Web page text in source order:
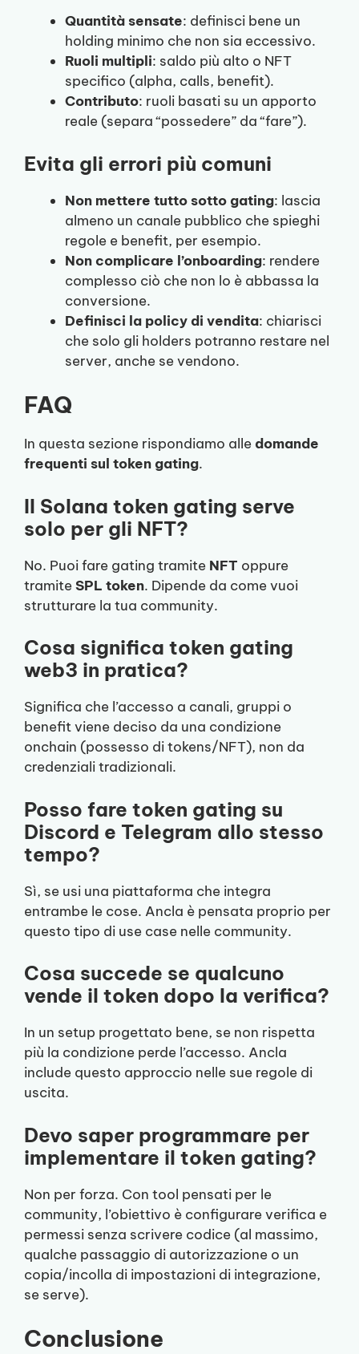
Quantità sensate: definisci bene un
holding minimo che non sia eccessivo.
Ruoli multipli: saldo più alto o NFT
specifico (alpha, calls, benefit).
Contributo: ruoli basati su un apporto
reale (separa “possedere” da “fare”).
Evita gli errori più comuni
Non mettere tutto sotto gating: lascia
almeno un canale pubblico che spieghi
regole e benefit, per esempio.
Non complicare l’onboarding: rendere
complesso ciò che non lo è abbassa la
conversione.
Definisci la policy di vendita: chiarisci
che solo gli holders potranno restare nel
server, anche se vendono.
FAQ
In questa sezione rispondiamo alle domande
frequenti sul token gating.
Il Solana token gating serve
solo per gli NFT?
No. Puoi fare gating tramite NFT oppure
tramiteSPL token. Dipende da come vuoi
strutturare la tua community.
Cosa significa token gating
web3 in pratica?
Significa che l’accesso a canali, gruppi o
benefit viene deciso da una condizione
onchain (possesso di tokens/NFT), non da
credenziali tradizionali.
Posso fare token gating su
Discord e Telegram allo stesso
tempo?
Sì, se usi una piattaforma che integra
entrambe le cose. Ancla è pensata proprio per
questo tipo di use case nelle community.
Cosa succede se qualcuno
vende il token dopo la verifica?
In un setup progettato bene, se non rispetta
più la condizione perde l’accesso. Ancla
include questo approccio nelle sue regole di
uscita.
Devo saper programmare per
implementare il token gating?
Non per forza. Con tool pensati per le
community, l’obiettivo è configurare verifica e
permessi senza scrivere codice (al massimo,
qualche passaggio di autorizzazione o un
copia/incolla di impostazioni di integrazione,
se serve).
Conclusione